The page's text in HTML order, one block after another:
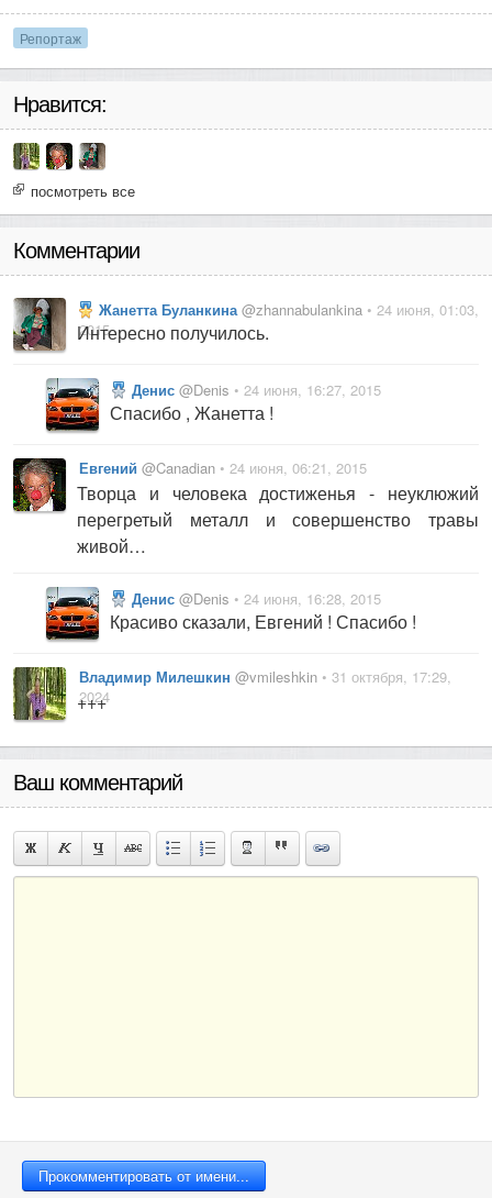
Репортаж
Нравится:
посмотреть все
Комментарии
Жанетта Буланкина @zhannabulankina • 24 июня, 01:03,
2015
Интересно получилось.
Денис @Denis • 24 июня, 16:27, 2015
Спасибо , Жанетта !
Евгений @Canadian • 24 июня, 06:21, 2015
Творца и человека достиженья - неуклюжий
перегретый металл и совершенство травы
живой…
Денис @Denis • 24 июня, 16:28, 2015
Красиво сказали, Евгений ! Спасибо !
Владимир Милешкин @vmileshkin • 31 октября, 17:29,
2024
+++
Ваш комментарий